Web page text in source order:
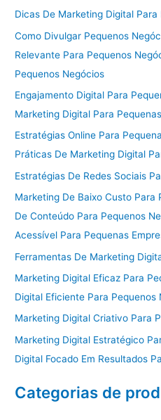
Dicas De Marketing Digital Para
Como Divulgar Pequenos
Relevante Para Pequenos
Pequenos Negócios
Engajamento Digital Para
Marketing Digital Para
Estratégias Online Para
Práticas De Marketing Digital
Estratégias De Redes Sociais
Marketing De Baixo Custo Para
De Conteúdo Para Pequenos
Acessível Para Pequenas
Ferramentas De Marketing
Marketing Digital Eficaz Para
Digital Eficiente Para Pequenos
Marketing Digital Criativo Para
Marketing Digital Estratégico
Digital Focado Em Resultados
Categorias de